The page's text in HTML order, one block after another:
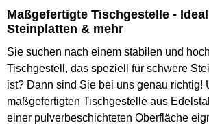
Maßgefertigte Tischgestelle -
Steinplatten & mehr
Sie suchen nach einem stabilen und
Tischgestell, das speziell für schwere
ist? Dann sind Sie bei uns genau richtig!
maßgefertigten Tischgestelle aus
einer pulverbeschichteten Oberfläche